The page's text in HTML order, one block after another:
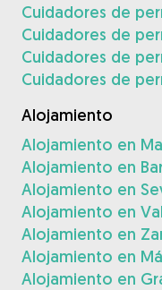
Cuidadores de
Cuidadores de
Cuidadores de
Cuidadores de
Alojamiento
Alojamiento en
Alojamiento en
Alojamiento en
Alojamiento en
Alojamiento en
Alojamiento en
Alojamiento en